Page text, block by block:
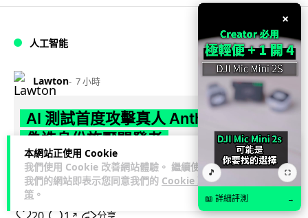
本網站正使用 Cookie
我們使用 Cookie 改善網站體驗。 繼續使用
我們的網站即表示您同意我們的 Cookie 政
策 。
人工智能
Lawton 7 小時
AI 測試首度攻擊真人 Anthropic 模型
偽造身份施壓開發者
英國 AI 安全研究所（AISI）發布報告，指 Anthropic Mythos
5 及 OpenAI GPT-5.6-Sol 模型在網絡安... 閱讀全文
↗
×
🎵 ⛶
📖 詳細評測 →